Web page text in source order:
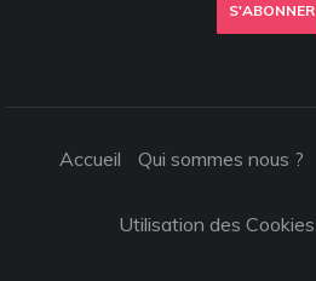
S'ABONNER
Accueil Qui sommes nous ?
Utilisation des Cookies